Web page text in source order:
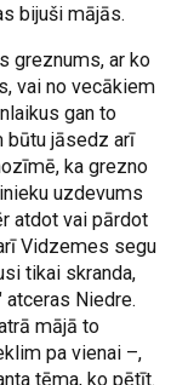
bijuši mājās.
greznums, ar ko
vai no vecākiem
gan to
būtu jāsedz arī
ka grezno
uzdevums
atdot vai pārdot
Vidzemes segu
tikai skranda,
Niedre.
mājā to
pa vienai –,
tēma, ko pētīt.